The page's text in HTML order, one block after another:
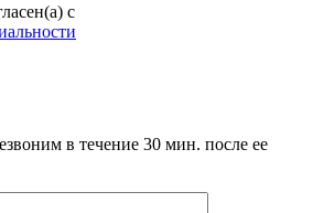
с
в течение 30 мин. после ее